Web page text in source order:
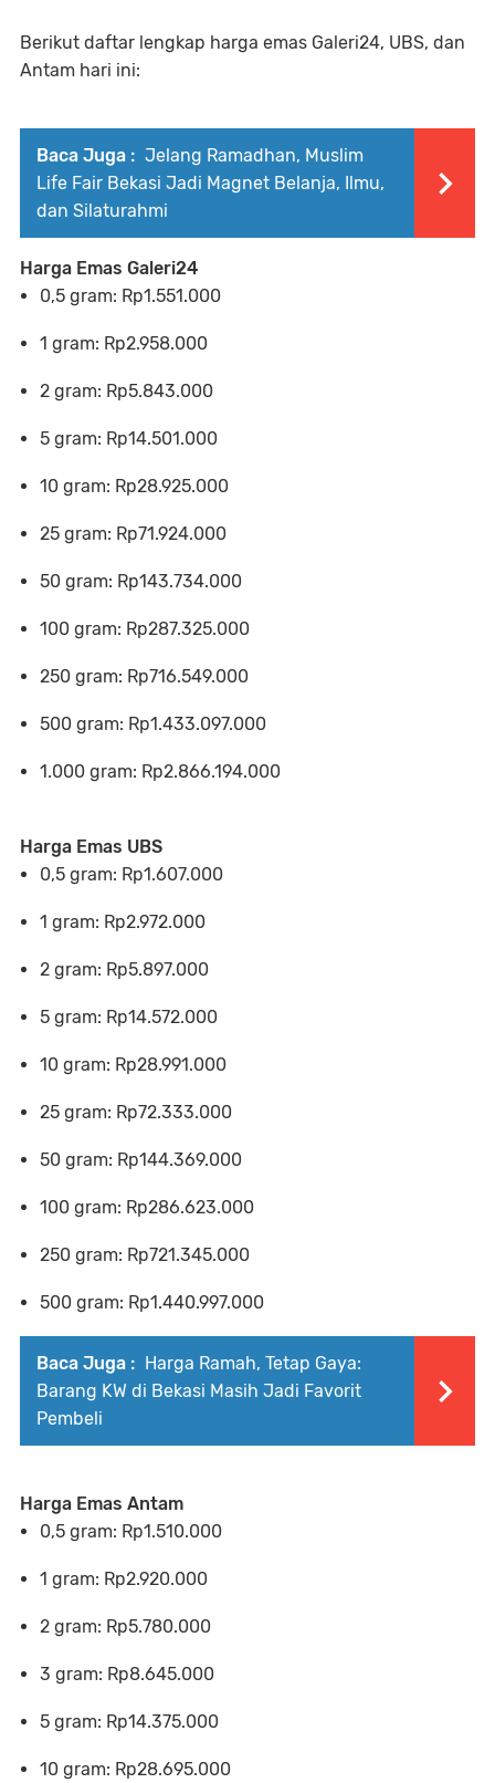
Berikut daftar lengkap harga emas Galeri24, UBS, dan
Antam hari ini:
Baca Juga : Jelang Ramadhan, Muslim
Life Fair Bekasi Jadi Magnet Belanja, Ilmu,
dan Silaturahmi
Harga Emas Galeri24
0,5 gram: Rp1.551.000
1 gram: Rp2.958.000
2 gram: Rp5.843.000
5 gram: Rp14.501.000
10 gram: Rp28.925.000
25 gram: Rp71.924.000
50 gram: Rp143.734.000
100 gram: Rp287.325.000
250 gram: Rp716.549.000
500 gram: Rp1.433.097.000
1.000 gram: Rp2.866.194.000
Harga Emas UBS
0,5 gram: Rp1.607.000
1 gram: Rp2.972.000
2 gram: Rp5.897.000
5 gram: Rp14.572.000
10 gram: Rp28.991.000
25 gram: Rp72.333.000
50 gram: Rp144.369.000
100 gram: Rp286.623.000
250 gram: Rp721.345.000
500 gram: Rp1.440.997.000
Baca Juga : Harga Ramah, Tetap Gaya:
Barang KW di Bekasi Masih Jadi Favorit
Pembeli
Harga Emas Antam
0,5 gram: Rp1.510.000
1 gram: Rp2.920.000
2 gram: Rp5.780.000
3 gram: Rp8.645.000
5 gram: Rp14.375.000
10 gram: Rp28.695.000